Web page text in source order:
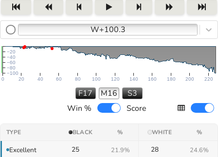
W+100.3
0 20 40 60 80 100 120 140 160 180 200 220
−100
−80
−60
−40
−20
F17 M16
S3
Win %
Score
TYPE BLACK % WHITE %
Excellent 25 21.9% 28 24.6%